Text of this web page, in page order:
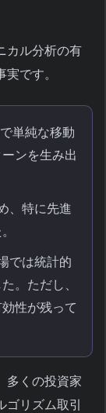
カル分析の有
です。
単純な移動
ンを生み出
、特に先進
では統計的
。ただし、
性が残って
多くの投資家
リズム取引